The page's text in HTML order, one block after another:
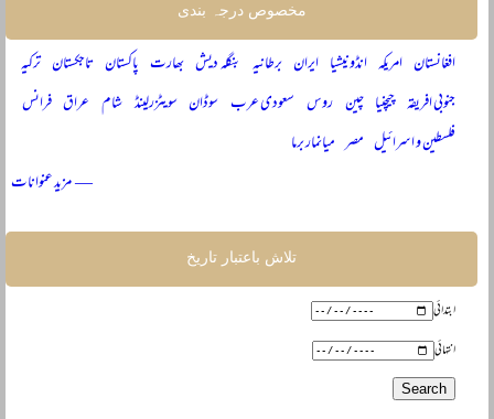
مخصوص درجہ بندی
افغانستان امریکہ انڈونیشیا ایران برطانیہ بنگلہ دیش بھارت پاکستان تاجکستان ترکیہ
جنوبی افریقہ چیچنیا چین روس سعودی عرب سوڈان سویٹزرلینڈ شام عراق فرانس
فلسطین و اسرائیل مصر میانمار برما
— مزید عنوانات
تلاش باعتبار تاریخ
ابتدائی
انتہائی